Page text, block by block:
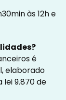
às 12h e
é
elaborado
9.870 de